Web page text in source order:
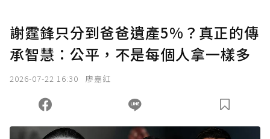
謝霆鋒只分到爸爸遺產5%？真正的傳
承智慧：公平，不是每個人拿一樣多
2026-07-22 16:30 廖嘉紅